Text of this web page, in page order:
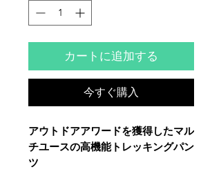
カートに追加する
今すぐ購入
アウトドアアワードを獲得したマル
チユースの高機能トレッキングパン
ツ